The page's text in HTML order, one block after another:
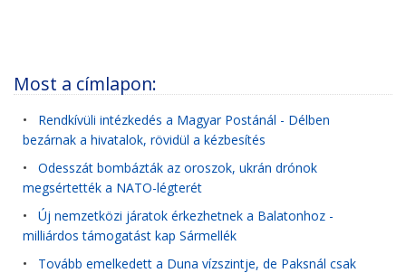
Most a címlapon:
• Rendkívüli intézkedés a Magyar Postánál - Délben
bezárnak a hivatalok, rövidül a kézbesítés
• Odesszát bombázták az oroszok, ukrán drónok
megsértették a NATO-légterét
• Új nemzetközi járatok érkezhetnek a Balatonhoz -
milliárdos támogatást kap Sármellék
• Tovább emelkedett a Duna vízszintje, de Paksnál csak